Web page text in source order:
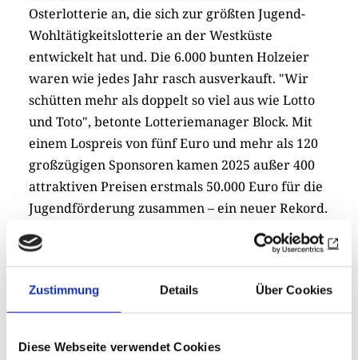
Zustimmung Details Über Cookies
Diese Webseite verwendet Cookies
Osterlotterie an, die sich zur größten Jugend-
Wohltätigkeitslotterie an der Westküste
entwickelt hat und. Die 6.000 bunten Holzeier
waren wie jedes Jahr rasch ausverkauft. "Wir
schütten mehr als doppelt so viel aus wie Lotto
und Toto", betonte Lotteriemanager Block. Mit
einem Lospreis von fünf Euro und mehr als 120
großzügigen Sponsoren kamen 2025 außer 400
attraktiven Preisen erstmals 50.000 Euro für die
Jugendförderung zusammen – ein neuer Rekord.
Präsident Witt: "Ein rundum gelungenes
rotarisches Projekt. Unter dem Motto: 'Rotary –
Wir tun was' fördern wir seit Jahren engagierte
Jugendarbeit."